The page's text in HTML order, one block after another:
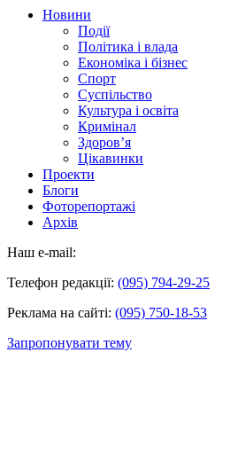
Новини
Події
Політика і влада
Економіка і бізнес
Спорт
Суспільство
Культура і освіта
Кримінал
Здоров’я
Цікавинки
Проекти
Блоги
Фоторепортажі
Архів
Наш e-mail:
Телефон редакції: (095) 794-29-25
Реклама на сайті: (095) 750-18-53
Запропонувати тему